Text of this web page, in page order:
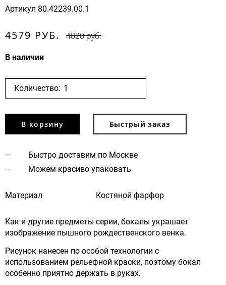
Артикул 80.42239.00.1
4579 РУБ. 4820 руб.
В наличии
Количество:
В корзину Быстрый заказ
Быстро доставим по Москве
Можем красиво упаковать
Материал Костяной фарфор
Как и другие предметы серии, бокалы украшает
изображение пышного рождественского венка.
Рисунок нанесен по особой технологии с
использованием рельефной краски, поэтому бокал
особенно приятно держать в руках.